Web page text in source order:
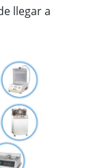
llegar a